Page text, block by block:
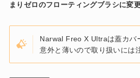
まりゼロのフローティングブラシに変
Narwal Freo X Ultraは蓋カバ
意外と薄いので取り扱いには